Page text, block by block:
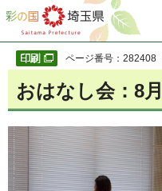
彩の国 埼玉県
ページ番号：282408
おはなし会：8月